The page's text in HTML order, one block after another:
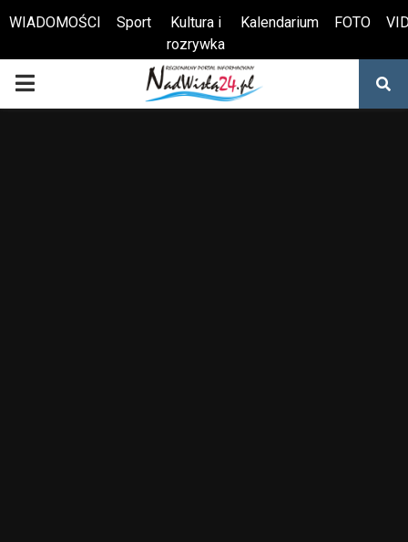
Otwórz pasek narzędzi
WIADOMOŚCI Sport
Kultura i
rozrywka
Kalendarium FOTO
PRIMARY